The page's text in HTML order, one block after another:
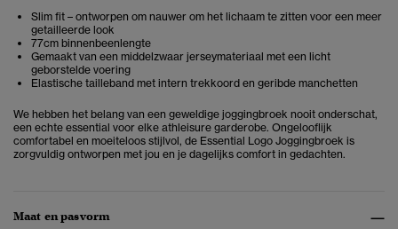
Slim fit – ontworpen om nauwer om het lichaam te zitten voor een meer
getailleerde look
77cm binnenbeenlengte
Gemaakt van een middelzwaar jerseymateriaal met een licht
geborstelde voering
Elastische tailleband met intern trekkoord en geribde manchetten
We hebben het belang van een geweldige joggingbroek nooit onderschat,
een echte essential voor elke athleisure garderobe. Ongelooflijk
comfortabel en moeiteloos stijlvol, de Essential Logo Joggingbroek is
zorgvuldig ontworpen met jou en je dagelijks comfort in gedachten.
Maat en pasvorm